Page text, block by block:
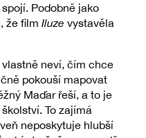
Podobně jako
že film Iluze vystavěla
neví, čím chce
pokouší mapovat
Maďar řeší, a to je
To zajímá
neposkytuje hlubší